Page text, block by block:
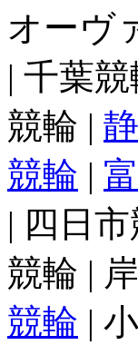
オーヴ
| 千葉
競輪 |
競輪 |
| 四日
競輪 |
競輪 |